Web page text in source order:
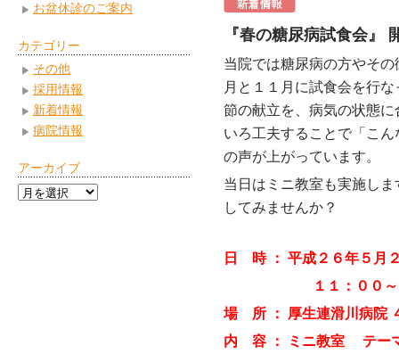
『春の糖尿病試食会』
当院では糖尿病の方やそ
月と１１月に試食会を行
節の献立を、病気の状態
いろ工夫することで「こ
の声が上がっています。
当日はミニ教室も実施し
してみませんか？
日 時 ： 平成２６年５月
１１：００～１３
場 所 ： 厚生連滑川病院
内 容 ：
ミニ教室 テー
お盆休診のご案内
カテゴリー
その他
採用情報
新着情報
病院情報
アーカイブ
ア